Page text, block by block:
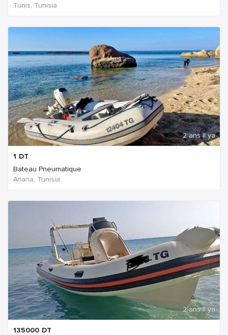
Tunis, Tunisia
2 ans Il ya
1 DT
Bateau Pneumatique
Ariana, Tunisia
2 ans Il ya
135000 DT